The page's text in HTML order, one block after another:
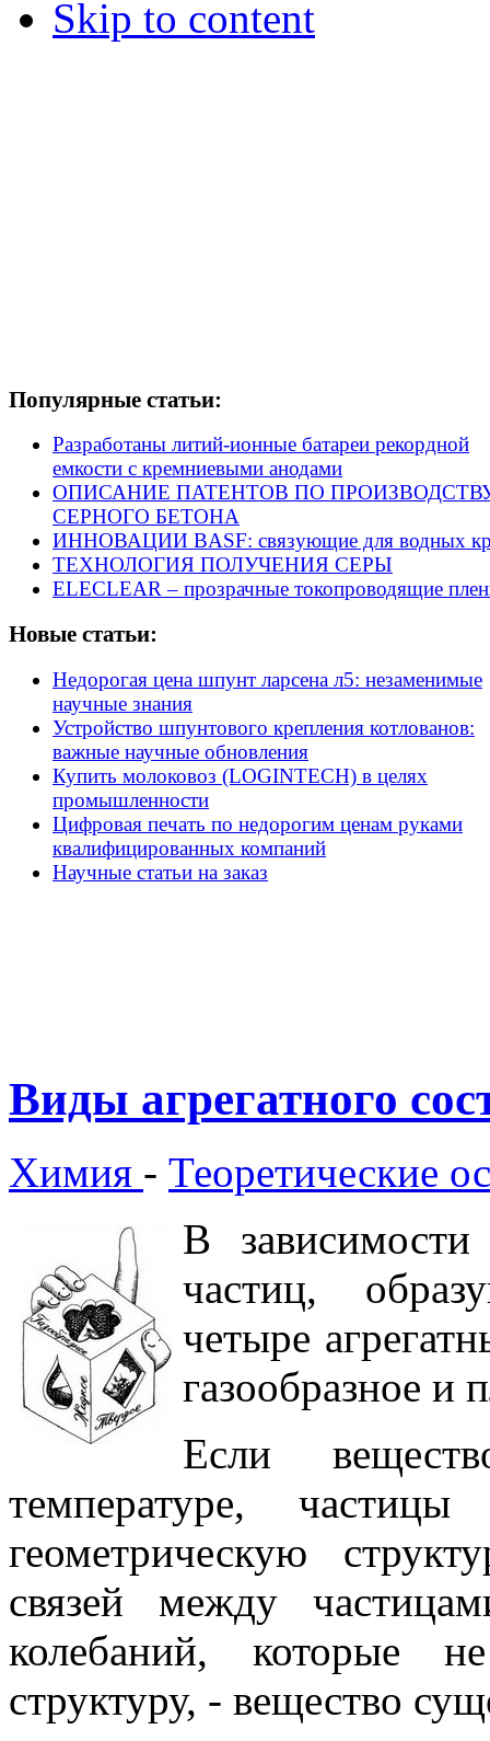
Skip to content
Популярные статьи:
Разработаны литий-ионные батареи рекордной
емкости с кремниевыми анодами
ОПИСАНИЕ ПАТЕНТОВ ПО
СЕРНОГО БЕТОНА
ИННОВАЦИИ BASF: связующие для водных
ТЕХНОЛОГИЯ ПОЛУЧЕНИЯ СЕРЫ
ELECLEAR – прозрачные токопроводящие
Новые статьи:
Недорогая цена шпунт ларсена л5: незаменимые
научные знания
Устройство шпунтового крепления котлованов:
важные научные обновления
Купить молоковоз (LOGINTECH) в целях
промышленности
Цифровая печать по недорогим ценам руками
квалифицированных компаний
Научные статьи на заказ
Виды агрегатного
Химия - Теоретические
В за­висимости
частиц,
четыре
газообразное и
Если
температуре,
геометрическую
связей между
колебаний, которые
структуру, - вещество